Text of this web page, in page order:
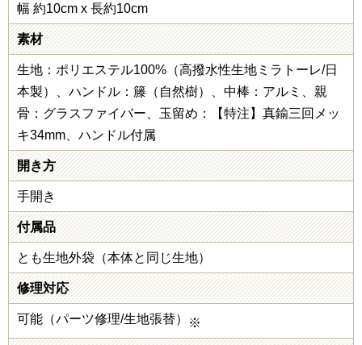
幅 約10cm x 長約10cm
素材
生地：ポリエステル100%（高撥水性生地ミラトーレ/日
本製）、ハンドル：籐（自然樹）、中棒：アルミ、親
骨：グラスファイバー、玉留め：【特注】真鍮三回メッ
キ34mm、ハンドル付属
開き方
手開き
付属品
とも生地外袋（本体と同じ生地）
修理対応
可能（パーツ修理/生地張替） ※